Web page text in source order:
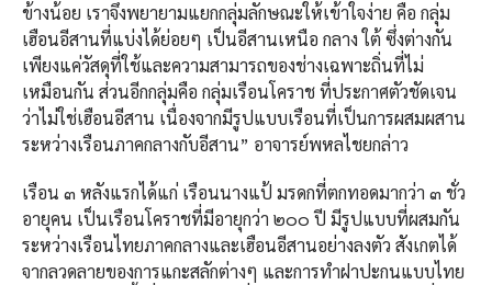
ข้างน้อย เราจึงพยายามแยกกลุ่มลักษณะให้เข้าใจง่าย คือ กลุ่ม
เฮือนอีสานที่แบ่งได้ย่อยๆ เป็นอีสานเหนือ กลาง ใต้ ซึ่งต่างกัน
เพียงแค่วัสดุที่ใช้และความสามารถของช่างเฉพาะถิ่นที่ไม่
เหมือนกัน ส่วนอีกกลุ่มคือ กลุ่มเรือนโคราช ที่ประกาศตัวชัดเจน
ว่าไม่ใช่เฮือนอีสาน เนื่องจากมีรูปแบบเรือนที่เป็นการผสมผสาน
ระหว่างเรือนภาคกลางกับอีสาน” อาจารย์พหลไชยกล่าว
เรือน ๓ หลังแรกได้แก่ เรือนนางแป้ มรดกที่ตกทอดมากว่า ๓ ชั่ว
อายุคน เป็นเรือนโคราชที่มีอายุกว่า ๒๐๐ ปี มีรูปแบบที่ผสมกัน
ระหว่างเรือนไทยภาคกลางและเฮือนอีสานอย่างลงตัว สังเกตได้
จากลวดลายของการแกะสลักต่างๆ และการทำฝาปะกนแบบไทย